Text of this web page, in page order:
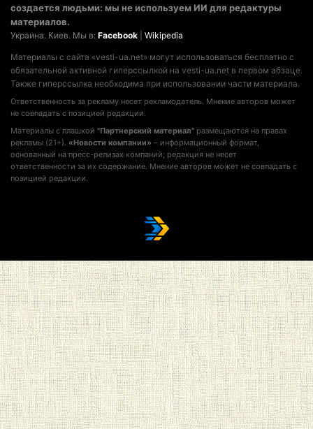
создается людьми: мы не используем ИИ для редактуры
материалов.
Украина. Киев. Мы в: Facebook Wikipedia
Материалы с сайта «vesti-ua.net» могут использоваться бесплатно с
обязательной активной гиперссылкой на vesti-ua.net в первом абзаце.
Также гиперссылка необходима при использовании части материала.
Ответственность за рекламу несет рекламодатель. Мнение авторов может
не совпадать с позицией редакции.
Материалы с плашкой "Партнерский материал" размещаются на правах
рекламы (21+). «Новости компании» – информационный формат,
основанный на пресс-релизах компаний; редакция не несет
ответственности за их содержание. Мнение авторов может не совпадать с
позицией редакции.